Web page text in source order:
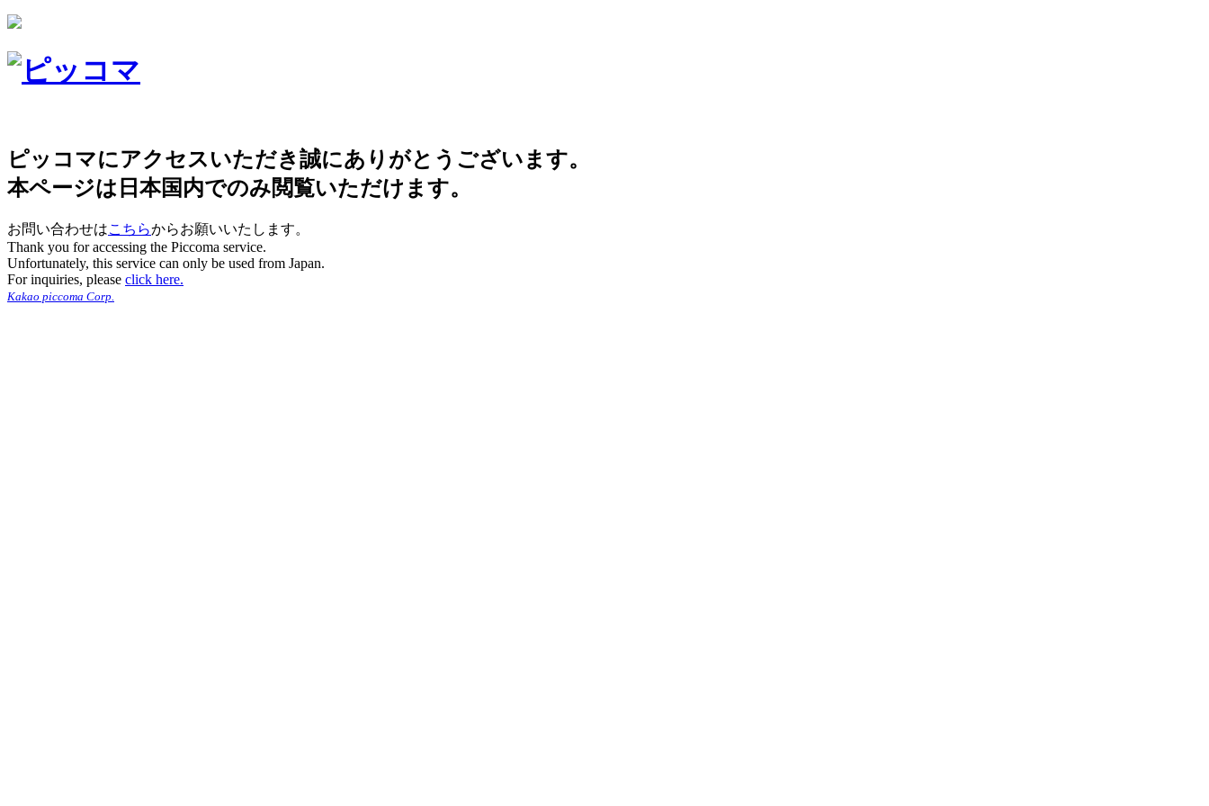
ピッコマにアクセスいただき誠にありがとうございます。
本ページは日本国内でのみ閲覧いただけます。
お問い合わせはこちらからお願いいたします。
Thank you for accessing the Piccoma service.
Unfortunately, this service can only be used from Japan.
For inquiries, please click here.
Kakao piccoma Corp.